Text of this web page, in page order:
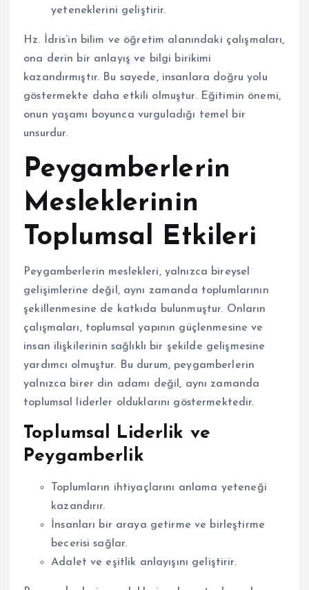
yeteneklerini geliştirir.
Hz. İdris’in bilim ve öğretim alanındaki çalışmaları,
ona derin bir anlayış ve bilgi birikimi
kazandırmıştır. Bu sayede, insanlara doğru yolu
göstermekte daha etkili olmuştur. Eğitimin önemi,
onun yaşamı boyunca vurguladığı temel bir
unsurdur.
Peygamberlerin
Mesleklerinin
Toplumsal Etkileri
Peygamberlerin meslekleri, yalnızca bireysel
gelişimlerine değil, aynı zamanda toplumlarının
şekillenmesine de katkıda bulunmuştur. Onların
çalışmaları, toplumsal yapının güçlenmesine ve
insan ilişkilerinin sağlıklı bir şekilde gelişmesine
yardımcı olmuştur. Bu durum, peygamberlerin
yalnızca birer din adamı değil, aynı zamanda
toplumsal liderler olduklarını göstermektedir.
Toplumsal Liderlik ve
Peygamberlik
Toplumların ihtiyaçlarını anlama yeteneği
kazandırır.
İnsanları bir araya getirme ve birleştirme
becerisi sağlar.
Adalet ve eşitlik anlayışını geliştirir.